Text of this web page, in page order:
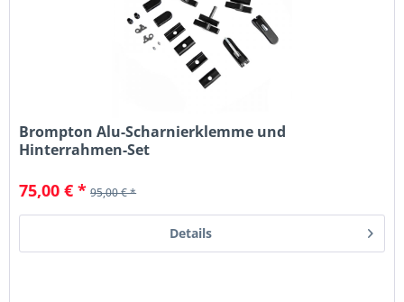
Brompton Alu-Scharnierklemme und
Hinterrahmen-Set
75,00 € * 95,00 € *
Details